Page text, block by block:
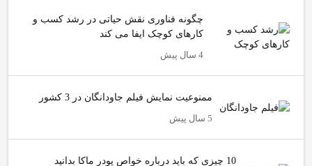
چگونه فناوری نقش حیاتی در رشد کسب و
کارهای کوچک ایفا می کند
4 سال پیش
ممنوعیت نمایش فیلم جاودانگان در 3 کشور
5 سال پیش
10 چیزی که باید درباره خواص پودر ماکا بدانید